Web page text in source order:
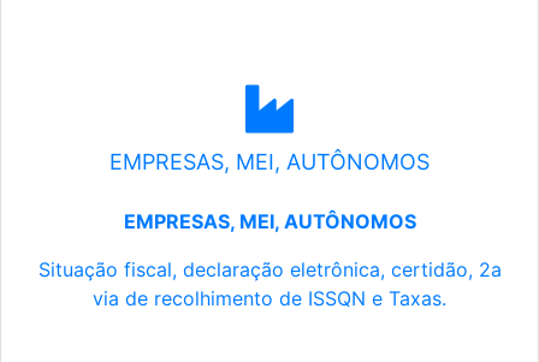
EMPRESAS, MEI, AUTÔNOMOS
EMPRESAS, MEI, AUTÔNOMOS
Situação fiscal, declaração eletrônica, certidão, 2a
via de recolhimento de ISSQN e Taxas.